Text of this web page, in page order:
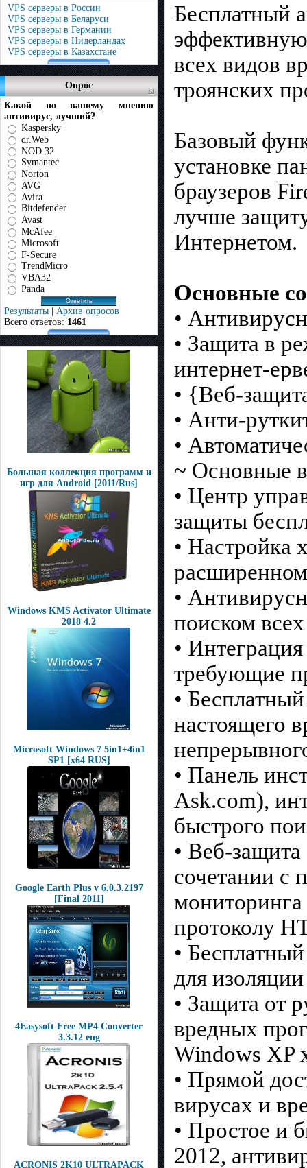
VPS серверы в России
VPS серверы в Беларуси
VPS серверы в Германии
VPS серверы в Нидерландах
VPS серверы в Казахстане
Опрос
Какой по вашему мнению
антивирус, лучший?
Kaspersky
dr.Web
NOD 32
Symantec
Norton
AVG
Avira
Bitdefender
Avast
McAfee
Microsoft
F-Secure
TrendMicro
VBA32
Panda
Результаты | Архив опросов
Всего ответов: 1461
Большая коллекция программ и
игр для Android [2011/Rus]
Windows KMS Activator Ultimate
2018 4.2
Microsoft Windows 7 5in1+4in1
SP1 [x64 RUS]
Google Earth Plus v 6.0.3.2197
[Final 2011]
4Easysoft Free MP4 Converter
3.3.12 eng
ACRONIS 2K10 ULTRAPACK
Бесплатный
всех видов
троянских
Базовый
установке
браузеров
лучше
Интернетом.
Основные
•
• Защита в
интернет-
• {Веб-
• Анти-
•
~ Основные
• Центр
защиты
• Настройка
•
поиском
•
требующие
•
настоящего
• Панель
Ask.com),
быстрого
• Веб-
сочетании с
протоколу
•
для
• Защита от
вредных
Windows XP
• Прямой
вирусах и
• Простое и
2012,